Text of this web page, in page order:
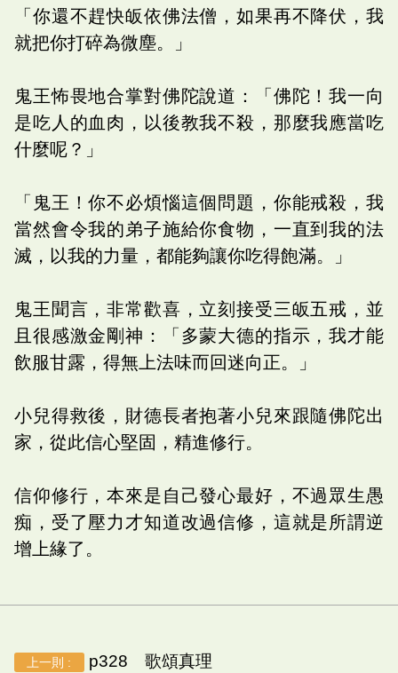
「你還不趕快皈依佛法僧，如果再不降伏，我
就把你打碎為微塵。」
鬼王怖畏地合掌對佛陀說道：「佛陀！我一向
是吃人的血肉，以後教我不殺，那麼我應當吃
什麼呢？」
「鬼王！你不必煩惱這個問題，你能戒殺，我
當然會令我的弟子施給你食物，一直到我的法
滅，以我的力量，都能夠讓你吃得飽滿。」
鬼王聞言，非常歡喜，立刻接受三皈五戒，並
且很感激金剛神：「多蒙大德的指示，我才能
飲服甘露，得無上法味而回迷向正。」
小兒得救後，財德長者抱著小兒來跟隨佛陀出
家，從此信心堅固，精進修行。
信仰修行，本來是自己發心最好，不過眾生愚
痴，受了壓力才知道改過信修，這就是所謂逆
增上緣了。
上一則 : p328 歌頌真理